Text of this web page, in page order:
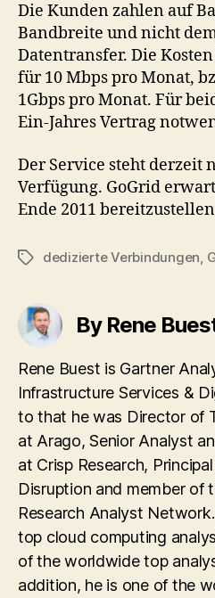
Die Kunden zahlen auf
Bandbreite und nicht
Datentransfer. Die
für 10 Mbps pro Monat,
1Gbps pro Monat. Für
Ein-Jahres Vertrag
Der Service steht derzeit
Verfügung. GoGrid
Ende 2011
Tagsdedizierte Verbindungen
By Rene
Rene Buest is Gartner
Infrastructure Services &
to that he was Director of
at Arago, Senior Analyst
at Crisp Research,
Disruption and member of
Research Analyst
top cloud computing
of the worldwide top
addition, he is one of the